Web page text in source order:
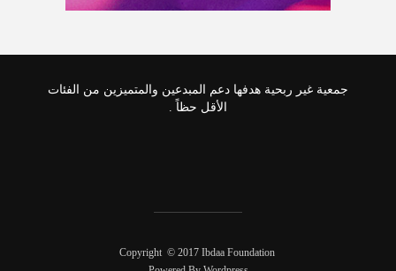
جمعية غير ربحية هدفها دعم المبدعين والمتميزين من الفئات
الأقل حظاً .
Copyright © 2017 Ibdaa Foundation